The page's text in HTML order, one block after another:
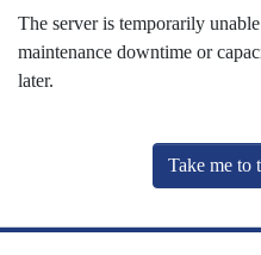
The server is temporarily
maintenance downtime or
later.
Take me to